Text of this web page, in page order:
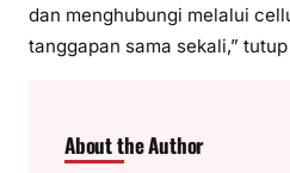
dan menghubungi melalui
tanggapan sama sekali,”
About the Author